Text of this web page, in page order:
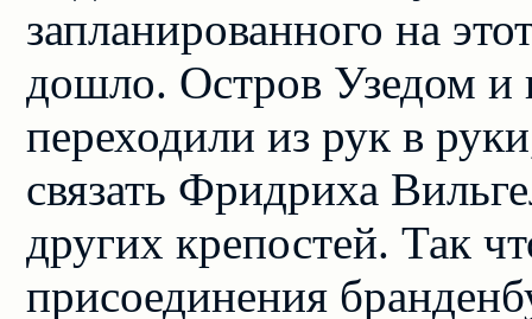
запланированного на
дошло. Остров Узедом и
переходили из рук в
связать Фридриха
других крепостей. Так
присоединения